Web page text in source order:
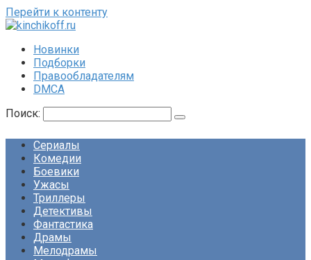
Перейти к контенту
Новинки
Подборки
Правообладателям
DMCA
Поиск:
Сериалы
Комедии
Боевики
Ужасы
Триллеры
Детективы
Фантастика
Драмы
Мелодрамы